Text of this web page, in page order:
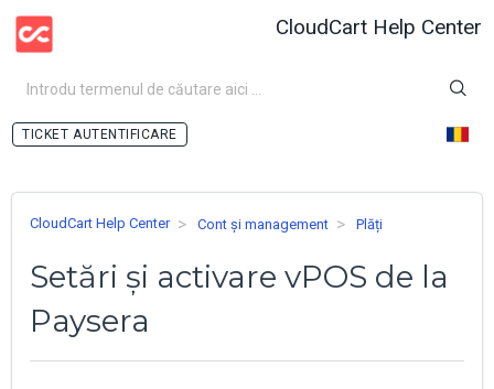
CloudCart Help Center
AUTENTIFICARE
CloudCart Help Center Cont și management Plăți
Setări și activare vPOS de la
Paysera